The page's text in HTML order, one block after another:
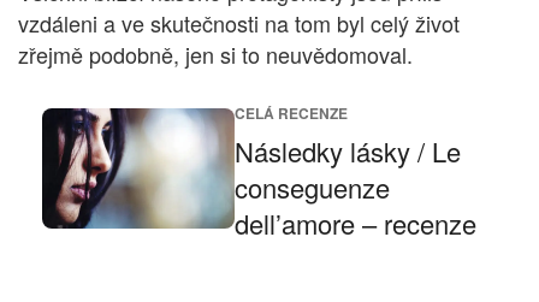
vzdáleni a ve skutečnosti na tom byl celý život
zřejmě podobně, jen si to neuvědomoval.
CELÁ RECENZE
Následky lásky / Le
conseguenze
dell’amore – recenze